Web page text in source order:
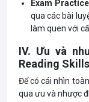
Exam
qua các bài
làm quen với
IV. Ưu và
Reading Skills
Để có cái nhìn
qua ưu và nhược